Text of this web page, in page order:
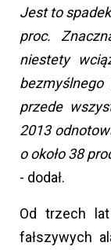
Jest to
proc.
niestety
przede
2013
o około 38
- dodał.
Od trzech
fałszywych